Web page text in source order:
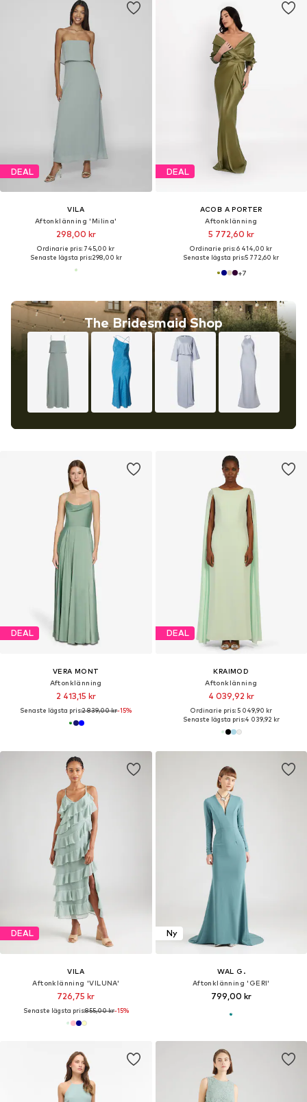
DEAL
VILA
Aftonklänning 'Milina'
298,00 kr
Ordinarie pris: 745,00 kr
Senaste lägsta pris:298,00 kr
The Bridesmaid Shop
DEAL
ACOB A PORTER
Aftonklänning
5 772,60 kr
Ordinarie pris: 6 414,00 kr
Senaste lägsta pris:5 772,60 kr
+7
DEAL
VERA MONT
Aftonklänning
2 413,15 kr
Senaste lägsta pris:2 839,00 kr-15%
DEAL
KRAIMOD
Aftonklänning
4 039,92 kr
Ordinarie pris: 5 049,90 kr
Senaste lägsta pris:4 039,92 kr
DEAL
VILA
Aftonklänning 'VILUNA'
726,75 kr
Senaste lägsta pris:855,00 kr-15%
Ny
WAL G.
Aftonklänning 'GERI'
799,00 kr